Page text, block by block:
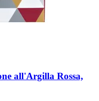
all'Argilla Rossa,